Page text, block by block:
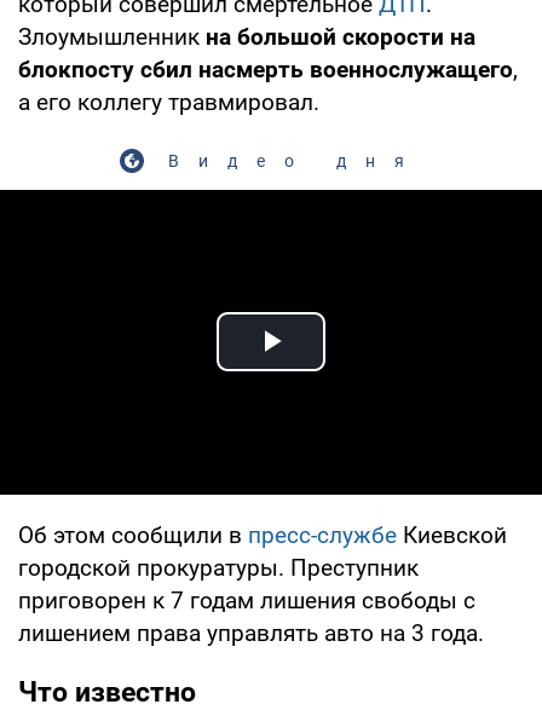
Злоумышленник на большой скорости на
блокпосту сбил насмерть военнослужащего,
а его коллегу травмировал.
Видео дня
Play Video
Об этом сообщили в пресс-службе Киевской
городской прокуратуры. Преступник
приговорен к 7 годам лишения свободы с
лишением права управлять авто на 3 года.
Что известно